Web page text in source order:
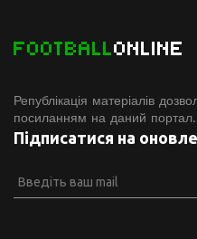
FOOTBALLONLINE
Републікація матеріалів
посиланням на даний портал.
Підписатися на